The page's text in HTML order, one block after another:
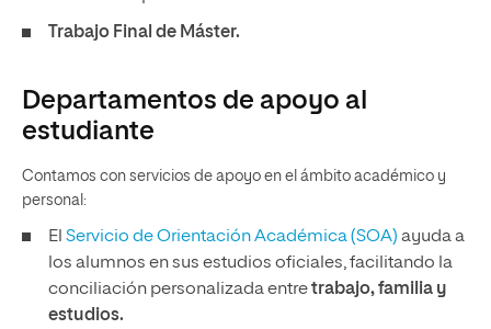
Trabajo Final de Máster.
Departamentos de apoyo al
estudiante
Contamos con servicios de apoyo en el ámbito académico y
personal:
El Servicio de Orientación Académica (SOA) ayuda a
los alumnos en sus estudios oficiales, facilitando la
conciliación personalizada entretrabajo, familia y
estudios.